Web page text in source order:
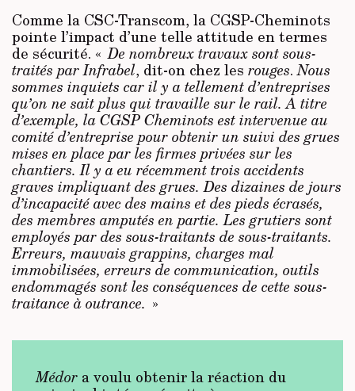
Comme la CSC-Transcom, la CGSP-Cheminots
pointe l’impact d’une telle attitude en termes
de sécurité. «De nombreux travaux sont sous-
traités par Infrabel, dit-on chez les rouges.Nous
sommes inquiets car il y a tellement d’entreprises
qu’on ne sait plus qui travaille sur le rail. A titre
d’exemple, la CGSP Cheminots est intervenue au
comité d’entreprise pour obtenir un suivi des grues
mises en place par les firmes privées sur les
chantiers. Il y a eu récemment trois accidents
graves impliquant des grues. Des dizaines de jours
d’incapacité avec des mains et des pieds écrasés,
des membres amputés en partie. Les grutiers sont
employés par des sous-traitants de sous-traitants.
Erreurs, mauvais grappins, charges mal
immobilisées, erreurs de communication, outils
endommagés sont les conséquences de cette sous-
traitance à outrance. »
Médor a voulu obtenir la réaction du